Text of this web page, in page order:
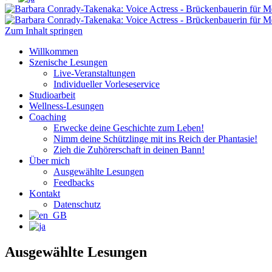
Barbara Conrady-Takenaka: Voice
Brückenbauerin für Menschen in der
Zum Inhalt springen
Willkommen
Szenische Lesungen
Live-Veranstaltungen
Individueller Vorleseservice
Studioarbeit
Wellness-Lesungen
Coaching
Erwecke deine Geschichte zum Leben!
Nimm deine Schützlinge mit ins Reich der Phantasie!
Zieh die Zuhörerschaft in deinen Bann!
Über mich
Ausgewählte Lesungen
Feedbacks
Kontakt
Datenschutz
Ausgewählte Lesungen